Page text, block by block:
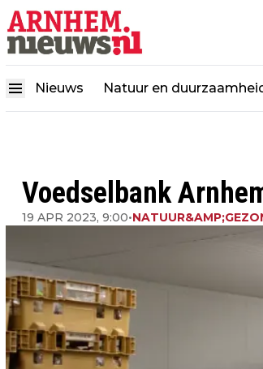
Nieuws Natuur en
Voedselbank
19 APR 2023, 9:00•